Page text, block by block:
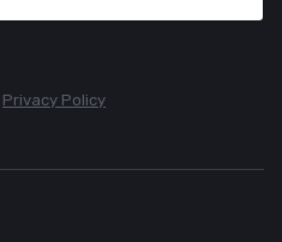
Privacy Policy